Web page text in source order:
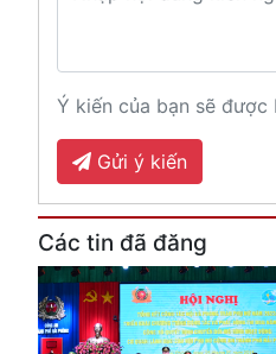
Ý kiến của bạn sẽ
Gửi ý kiến
Các tin đã đăng